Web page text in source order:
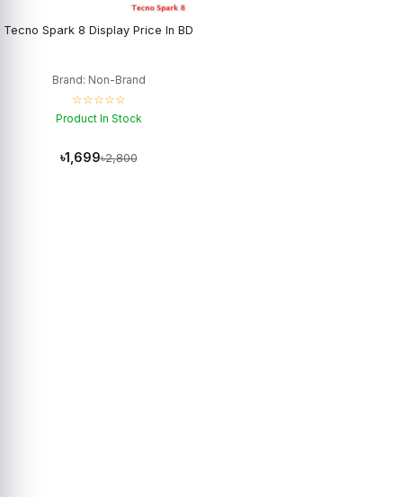
Tecno Spark 8 Display Price In BD
Brand: Non-Brand
☆☆☆☆☆
Product In Stock
৳1,699৳2,800